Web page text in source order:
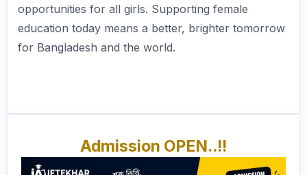
opportunities for all girls. Supporting female
education today means a better, brighter tomorrow
for Bangladesh and the world.
Admission OPEN..!!